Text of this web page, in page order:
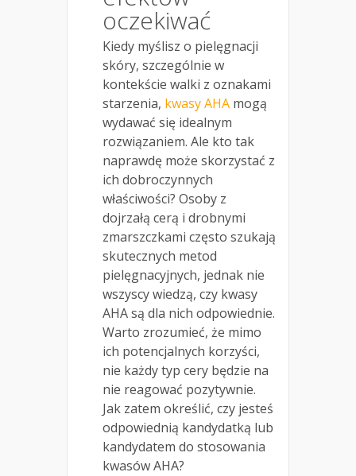
oczekiwać
Kiedy myślisz o pielęgnacji
skóry, szczególnie w
kontekście walki z oznakami
starzenia, kwasy AHA mogą
wydawać się idealnym
rozwiązaniem. Ale kto tak
naprawdę może skorzystać z
ich dobroczynnych
właściwości? Osoby z
dojrzałą cerą i drobnymi
zmarszczkami często szukają
skutecznych metod
pielęgnacyjnych, jednak nie
wszyscy wiedzą, czy kwasy
AHA są dla nich odpowiednie.
Warto zrozumieć, że mimo
ich potencjalnych korzyści,
nie każdy typ cery będzie na
nie reagować pozytywnie.
Jak zatem określić, czy jesteś
odpowiednią kandydatką lub
kandydatem do stosowania
kwasów AHA?